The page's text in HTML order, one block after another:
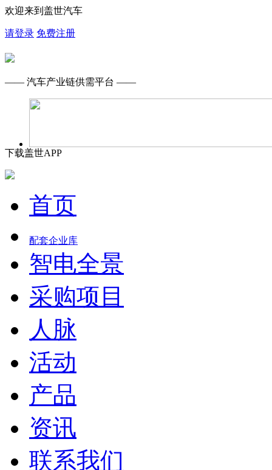
欢迎来到盖世汽车
请登录 免费注册
—— 汽车产业链供需平台 ——
下载盖世APP
首页
配套企业库
智电全景
采购项目
人脉
活动
产品
资讯
联系我们